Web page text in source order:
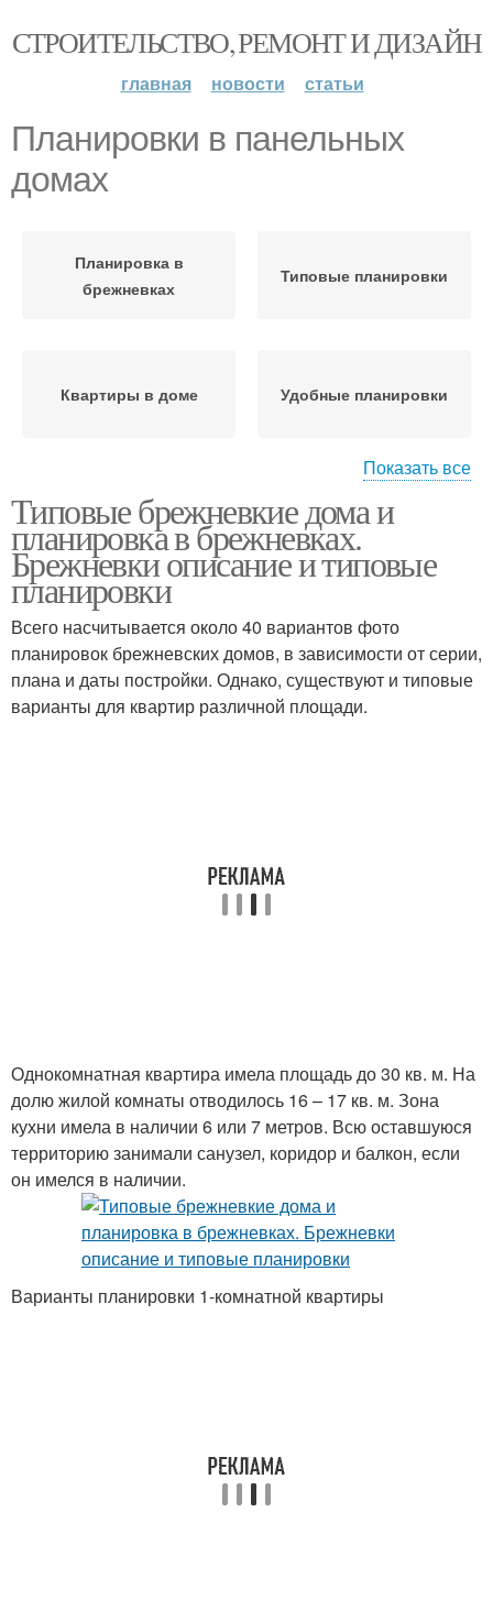
СТРОИТЕЛЬСТВО, РЕМОНТ И ДИЗАЙН
главная новости статьи
Планировки в панельных
домах
Планировка в
брежневках
Типовые планировки
Квартиры в доме Удобные планировки
Ужасные планировки Помощь в планировке
Программы для
планировки
Показать все
Типовые брежневкие дома и
планировка в брежневках.
Брежневки описание и типовые
планировки
Всего насчитывается около 40 вариантов фото
планировок брежневских домов, в зависимости от серии,
плана и даты постройки. Однако, существуют и типовые
варианты для квартир различной площади.
Однокомнатная квартира имела площадь до 30 кв. м. На
долю жилой комнаты отводилось 16 – 17 кв. м. Зона
кухни имела в наличии 6 или 7 метров. Всю оставшуюся
территорию занимали санузел, коридор и балкон, если
он имелся в наличии.
Варианты планировки 1-комнатной квартиры